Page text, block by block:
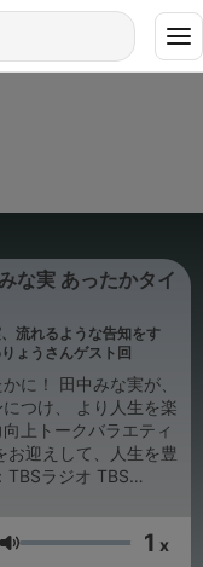
な実 あったかタイ
流れるような告知をす
ょうさんゲスト回
に！ 田中みな実が、
つけ、 より人生を楽
上トークバラエティ
お迎えして、人生を豊
Volume 1 x